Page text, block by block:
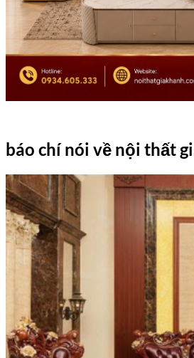
báo chí nói về nội thất